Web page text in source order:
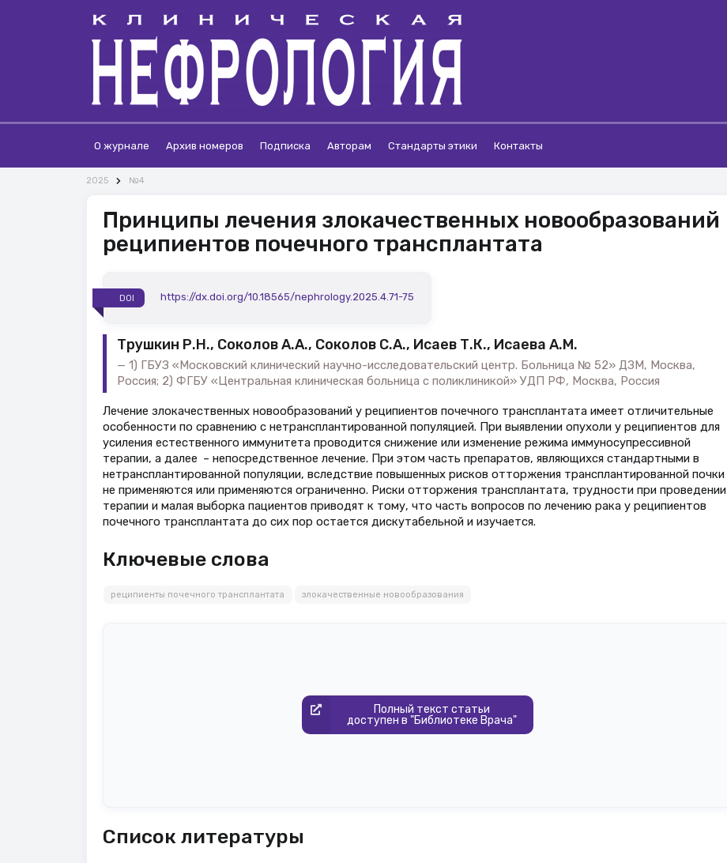
О журнале Архив номеров Подписка Авторам Стандарты этики Контакты
2025 №4
Принципы лечения злокачественных новообразований
реципиентов почечного трансплантата
DOI https://dx.doi.org/10.18565/nephrology.2025.4.71-75
Трушкин Р.Н., Соколов А.А., Соколов С.А., Исаев Т.К., Исаева А.М.
1) ГБУЗ «Московский клинический научно-исследовательский центр. Больница № 52» ДЗМ, Москва,
Россия; 2) ФГБУ «Центральная клиническая больница с поликлиникой» УДП РФ, Москва, Россия
Лечение злокачественных новообразований у реципиентов почечного трансплантата имеет отличительные
особенности по сравнению с нетрансплантированной популяцией. При выявлении опухоли у реципиентов для
усиления естественного иммунитета проводится снижение или изменение режима иммуносупрессивной
терапии, а далее – непосредственное лечение. При этом часть препаратов, являющихся стандартными в
нетрансплантированной популяции, вследствие повышенных рисков отторжения трансплантированной почки
не применяются или применяются ограниченно. Риски отторжения трансплантата, трудности при проведении
терапии и малая выборка пациентов приводят к тому, что часть вопросов по лечению рака у реципиентов
почечного трансплантата до сих пор остается дискутабельной и изучается.
Ключевые слова
реципиенты почечного трансплантата злокачественные новообразования
Полный текст статьи
доступен в "Библиотеке Врача"
Список литературы